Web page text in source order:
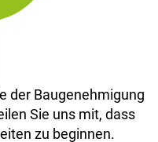
der Baugenehmigung
Sie uns mit, dass
zu beginnen.